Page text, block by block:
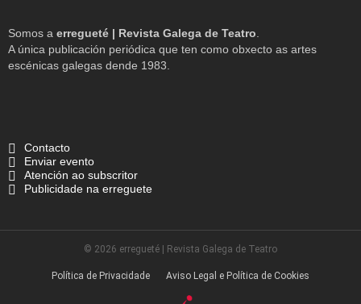
Somos a erregueté | Revista Galega de Teatro
A única publicación periódica que ten como obxecto as artes
escénicas galegas dende 1983.
Contacto
Enviar evento
Atención ao subscritor
Publicidade na erreguete
© 2026 erregueté | Revista Galega de Teatro
Política de Privacidade Aviso Legal e Política de Cookies